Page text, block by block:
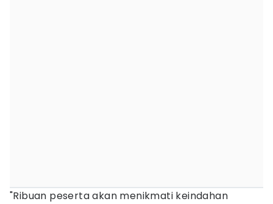
"Ribuan peserta akan menikmati keindahan